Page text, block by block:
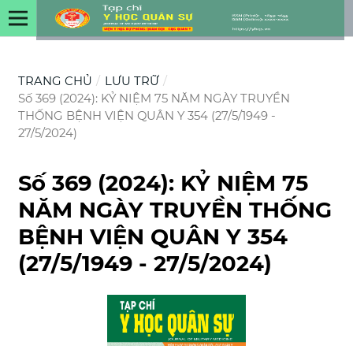
TRANG CHỦ / LƯU TRỮ /
Số 369 (2024): KỶ NIỆM 75 NĂM NGÀY TRUYỀN
THỐNG BỆNH VIỆN QUÂN Y 354 (27/5/1949 -
27/5/2024)
Số 369 (2024): KỶ NIỆM 75
NĂM NGÀY TRUYỀN THỐNG
BỆNH VIỆN QUÂN Y 354
(27/5/1949 - 27/5/2024)